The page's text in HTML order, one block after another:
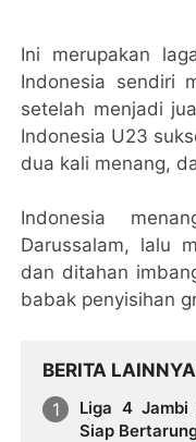
Ini merupakan
Indonesia sendiri
setelah menjadi
Indonesia U23
dua kali menang,
Indonesia
Darussalam, lalu
dan ditahan
babak penyisihan
BERITA LAINNYA
Liga 4
Siap